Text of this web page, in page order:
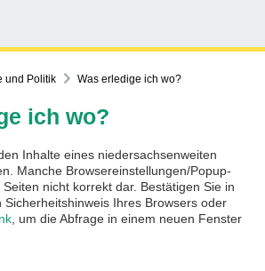
und Politik Was erledige ich wo?
ich wo?
Inhalte eines niedersachsenweiten
Manche Browsereinstellungen/Popup-
nicht korrekt dar. Bestätigen Sie in
Ihres Browsers oder
, um die Abfrage in einem neuen Fenster